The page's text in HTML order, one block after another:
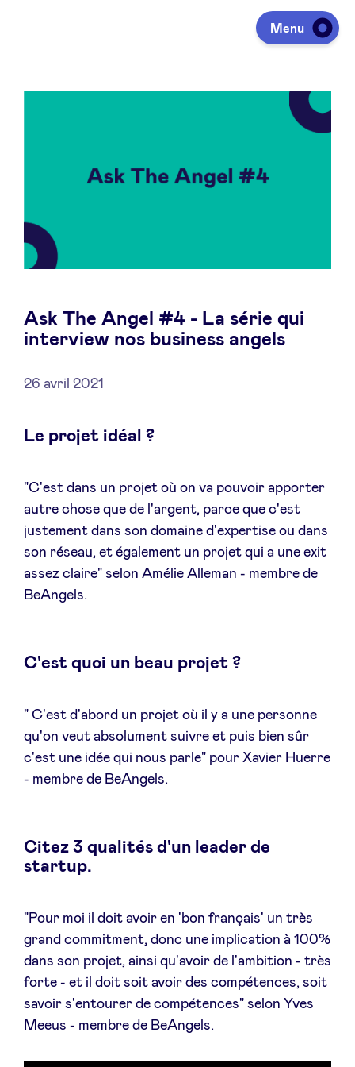
Menu
Lever des fonds
Agenda
À propos
Actualités
Avantages
BeAngels Academy
BeAngels Luxembourg
Sponsors
Privacy Policy
My Portofolio
Accès Dealflow investisseur
Health Expert Circle
fr en
Ask The Angel #4 - La série qui
interview nos business angels
26 avril 2021
Le projet idéal ?
"C'est dans un projet où on va pouvoir apporter
autre chose que de l'argent, parce que c'est
justement dans son domaine d'expertise ou dans
son réseau, et également un projet qui a une exit
assez claire" selon Amélie Alleman - membre de
BeAngels.
C'est quoi un beau projet ?
" C'est d'abord un projet où il y a une personne
qu'on veut absolument suivre et puis bien sûr
c'est une idée qui nous parle" pour Xavier Huerre
- membre de BeAngels.
Citez 3 qualités d'un leader de
startup.
"Pour moi il doit avoir en 'bon français' un très
grand commitment, donc une implication à 100%
dans son projet, ainsi qu'avoir de l'ambition - très
forte - et il doit soit avoir des compétences, soit
savoir s'entourer de compétences" selon Yves
Meeus - membre de BeAngels.